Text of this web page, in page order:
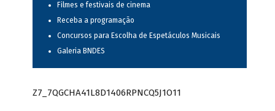
Filmes e festivais de cinema
Receba a programação
Concursos para Escolha de Espetáculos Musicais
Galeria BNDES
Z7_7QGCHA41L8D1406RPNCQ5J1O11